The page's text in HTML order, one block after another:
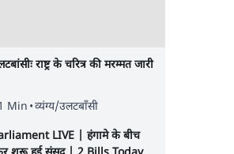
राष्ट्र के चरित्र की मरम्मत जारी
Min •व्यंग्य/उलटबाँसी
LIVE | हंगामे के बीच